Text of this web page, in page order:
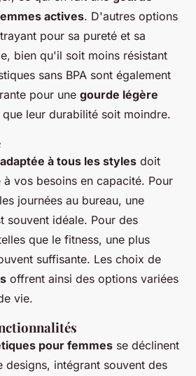
actives. D'autres options
pour sa pureté et sa
bien qu'il soit moins résistant
sans BPA sont également
pour une gourde légère
que leur durabilité soit moindre.
à tous les styles doit
vos besoins en capacité. Pour
journées au bureau, une
souvent idéale. Pour des
que le fitness, une plus
suffisante. Les choix de
offrent ainsi des options variées
vie.
pour femmes se déclinent
designs, intégrant souvent des